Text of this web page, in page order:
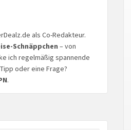
als Co-Redakteur.
Schnäppchen – von
ich regelmäßig spannende
oder eine Frage?
.